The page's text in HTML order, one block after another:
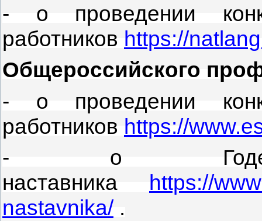
- о проведении
работников https://
Общероссийского
- о проведении
работников https://
- о Годе
наставника https://
nastavnika/.